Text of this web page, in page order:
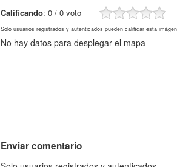
Calificando: 0 / 0 voto
Solo usuarios registrados y autenticados pueden calificar esta imágen